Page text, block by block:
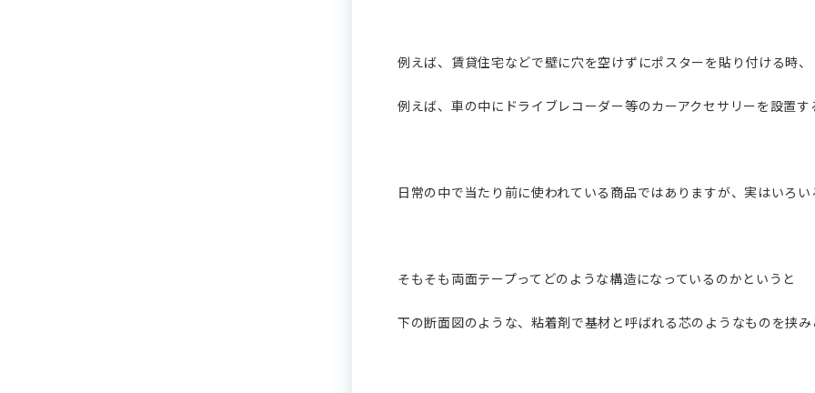
例えば、賃貸住宅などで壁に穴を空けずにポスターを貼り付ける時、
例えば、車の中にドライブレコーダー等のカーアクセサリーを設置す
日常の中で当たり前に使われている商品ではありますが、実はいろ
そもそも両面テープってどのような構造になっているのかというと
下の断面図のような、粘着剤で基材と呼ばれる芯のようなものを挟み